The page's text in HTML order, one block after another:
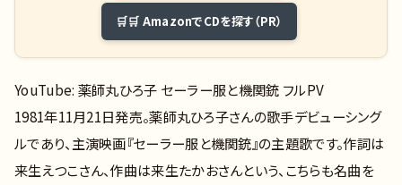
🛒 AmazonでCDを探す（PR）
YouTube: 薬師丸ひろ子 セーラー服と機関銃 フルPV
1981年11月21日発売。薬師丸ひろ子さんの歌手デビューシング
ルであり、主演映画『セーラー服と機関銃』の主題歌です。作詞は
来生えつこさん、作曲は来生たかおさんという、こちらも名曲を